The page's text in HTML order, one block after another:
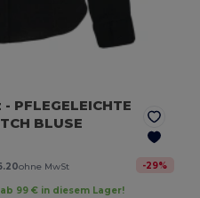
- PFLEGELEICHTE
BLUSE
ohne MwSt -29%
99 € in diesem Lager!